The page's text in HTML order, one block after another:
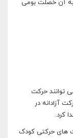
به آن خصلت بومی
باشد که می توانند حرکت
آزادانه در
کرد.
های حرکتی کودک